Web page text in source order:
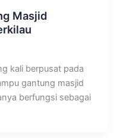
Masjid
kali berpusat pada
gantung masjid
berfungsi sebagai